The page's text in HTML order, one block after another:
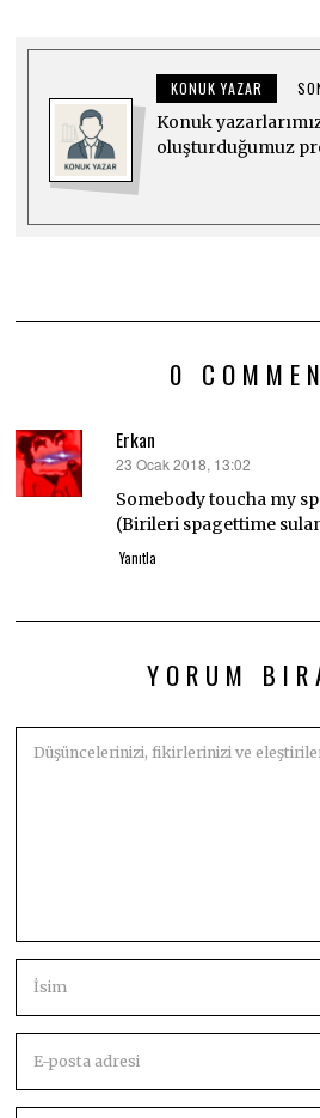
KONUK YAZAR
Konuk
oluşturduğumuz
0
Erkan
dedi
ki:
23 Ocak 2018, 13:02
Somebody toucha my
(Birileri spagettime
Yanıtla
YORUM